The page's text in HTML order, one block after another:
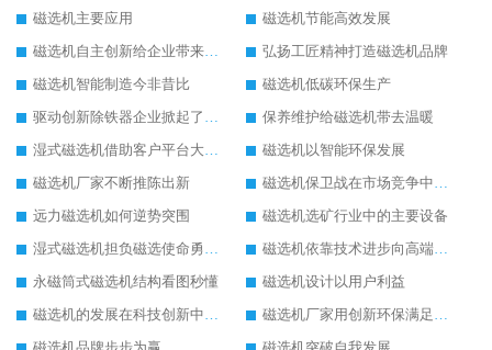
磁选机主要应用
磁选机节能高效发展
磁选机自主创新给企业带来了阳光
弘扬工匠精神打造磁选机品牌
磁选机智能制造今非昔比
磁选机低碳环保生产
驱动创新除铁器企业掀起了发展风暴
保养维护给磁选机带去温暖
湿式磁选机借助客户平台大放异彩
磁选机以智能环保发展
磁选机厂家不断推陈出新
磁选机保卫战在市场竞争中打响
远力磁选机如何逆势突围
磁选机选矿行业中的主要设备
湿式磁选机担负磁选使命勇往直前
磁选机依靠技术进步向高端转型
永磁筒式磁选机结构看图秒懂
磁选机设计以用户利益
磁选机的发展在科技创新中成为焦点
磁选机厂家用创新环保满足市发展